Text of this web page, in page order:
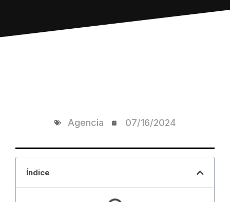
Agencia 07/16/2024
Índice